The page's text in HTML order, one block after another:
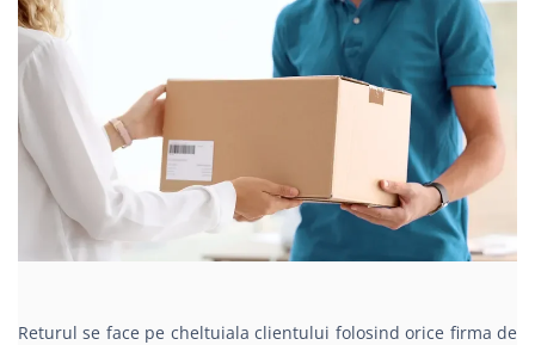
Returul se face pe cheltuiala clientului folosind orice firma de